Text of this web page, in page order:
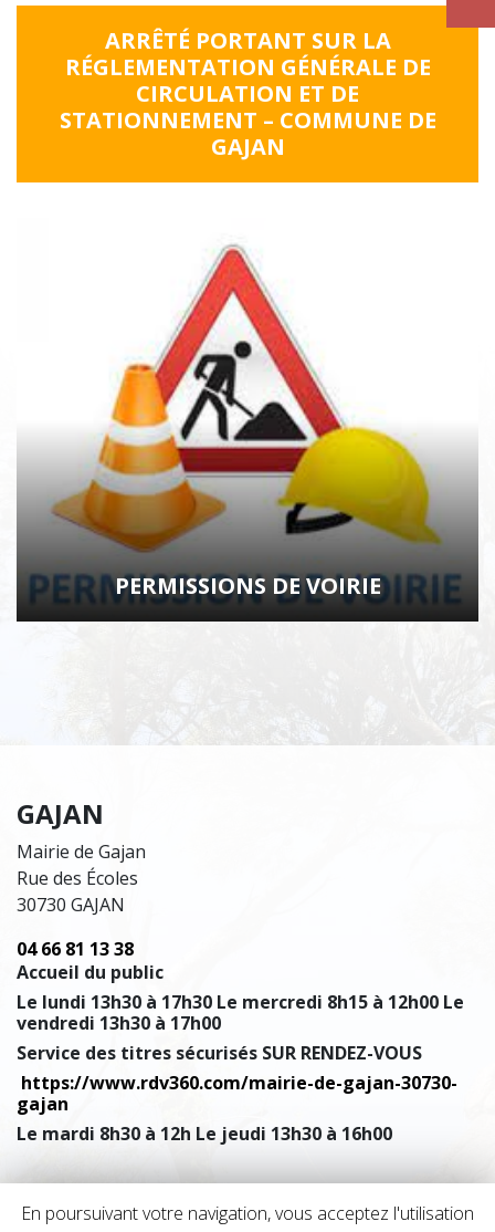
ARRÊTÉ PORTANT SUR LA
RÉGLEMENTATION GÉNÉRALE DE
CIRCULATION ET DE
STATIONNEMENT – COMMUNE DE
GAJAN
PERMISSIONS DEVOIRIE
GAJAN
Mairie de Gajan
Rue des Écoles
30730 GAJAN
04 66 81 13 38
Accueil du public
Le lundi 13h30 à 17h30 Le mercredi 8h15 à 12h00 Le
vendredi 13h30 à 17h00
Service des titres sécurisés SUR RENDEZ-VOUS
https://www.rdv360.com/mairie-de-gajan-30730-
gajan
Le mardi 8h30 à 12h Le jeudi 13h30 à 16h00
Mentions légales Accessibilité
En poursuivant votre navigation, vous acceptez l'utilisation